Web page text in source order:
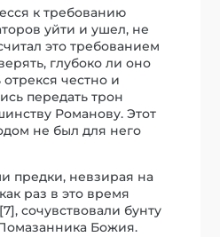
к требованию
уйти и ушел, не
это требованием
глубоко ли оно
честно и
передать трон
Романову. Этот
не был для него
предки, невзирая на
раз в это время
сочувствовали бунту
Божия.